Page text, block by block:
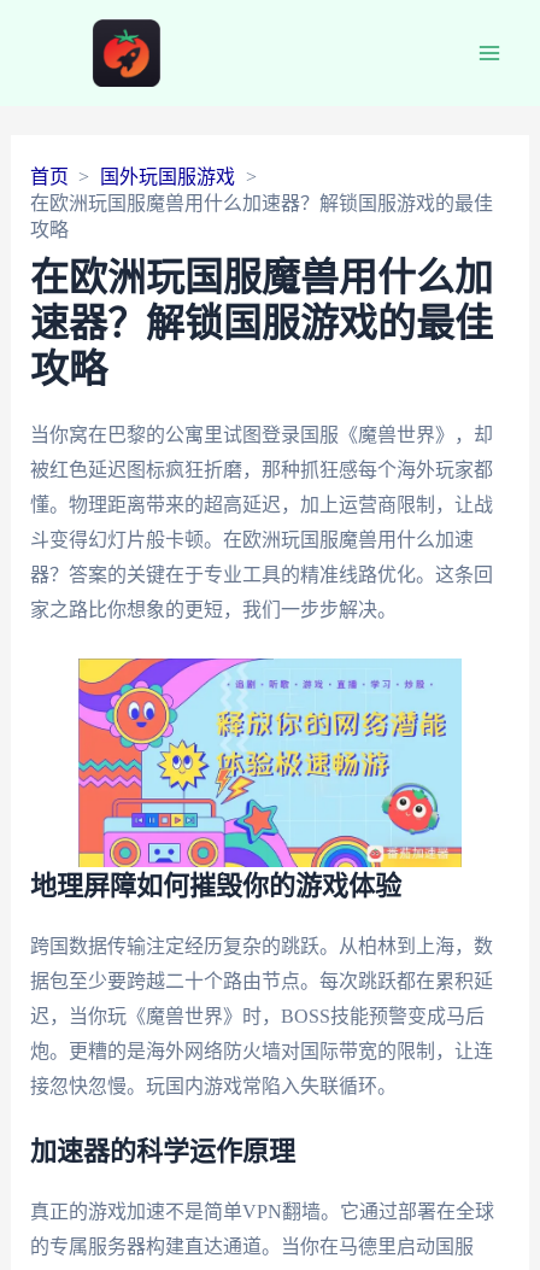
首页
国外玩国服游戏
在欧洲玩国服魔兽用什么加速器？解锁国服游戏的最佳
攻略
在欧洲玩国服魔兽用什么加
速器？解锁国服游戏的最佳
攻略
当你窝在巴黎的公寓里试图登录国服《魔兽世界》，却
被红色延迟图标疯狂折磨，那种抓狂感每个海外玩家都
懂。物理距离带来的超高延迟，加上运营商限制，让战
斗变得幻灯片般卡顿。在欧洲玩国服魔兽用什么加速
器？答案的关键在于专业工具的精准线路优化。这条回
家之路比你想象的更短，我们一步步解决。
地理屏障如何摧毁你的游戏体验
跨国数据传输注定经历复杂的跳跃。从柏林到上海，数
据包至少要跨越二十个路由节点。每次跳跃都在累积延
迟，当你玩《魔兽世界》时，BOSS技能预警变成马后
炮。更糟的是海外网络防火墙对国际带宽的限制，让连
接忽快忽慢。玩国内游戏常陷入失联循环。
加速器的科学运作原理
真正的游戏加速不是简单VPN翻墙。它通过部署在全球
的专属服务器构建直达通道。当你在马德里启动国服